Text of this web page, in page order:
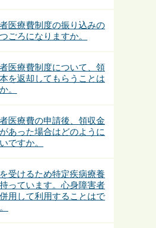
医療費制度の振り込みの
ごろになりますか。
医療費制度について、領
を返却してもらうことは
。
医療費の申請後、領収金
あった場合はどのように
ですか。
受けるため特定疾病療養
っています。心身障害者
用して利用することはで